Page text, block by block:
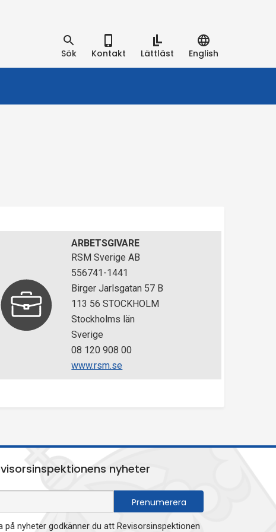
Sök Kontakt Lättläst English
ARBETSGIVARE
RSM Sverige AB
556741-1441
Birger Jarlsgatan 57 B
113 56 STOCKHOLM
Stockholms län
Sverige
08 120 908 00
www.rsm.se
nyheter
på nyheter godkänner du att Revisorsinspektionen